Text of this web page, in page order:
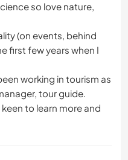
so love nature,
(on events, behind
first few years when I
working in tourism as
tour guide.
to learn more and